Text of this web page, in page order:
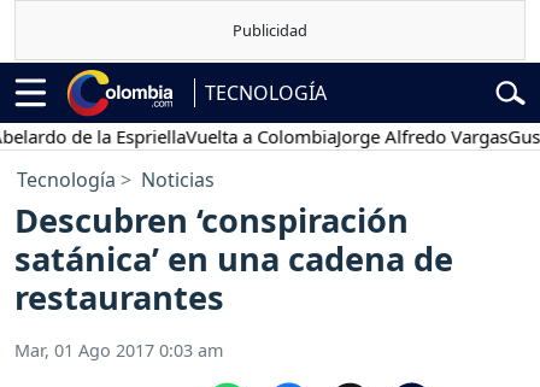
TECNOLOGÍA
de la EspriellaVuelta a ColombiaJorge Alfredo VargasGustavo
Tecnología Noticias
Descubren ‘conspiración
satánica’ en una cadena de
restaurantes
Mar, 01 Ago 2017 0:03 am